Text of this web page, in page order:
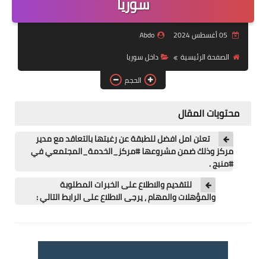
فرص عمل داخل سوريا
فرص عمل في العراق
فرص عمل في اليمن
دورات تدريبية
Abdo
الصفحة الرئيسية
داخل سوريا
الحجم
محتويات المقال
تعلن امل افضل للطبقة عن رغبتها بالتعاقد مع مدير
مركز وذلك ضمن مشروعها #مركز_الخدمة_المجتمعي في
#منبج .
للتقديم والاطلاع على الخبرات المطلوبة
والمؤهلات والمهام ، يرجى الاطلاع على الرابط التالي :